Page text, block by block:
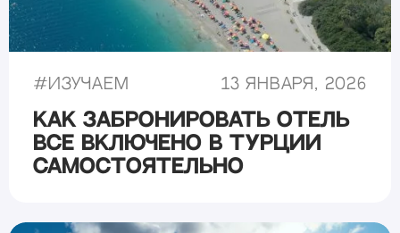
#Изучаем 13 января, 2026
Как забронировать отель
все включено в Турции
самостоятельно